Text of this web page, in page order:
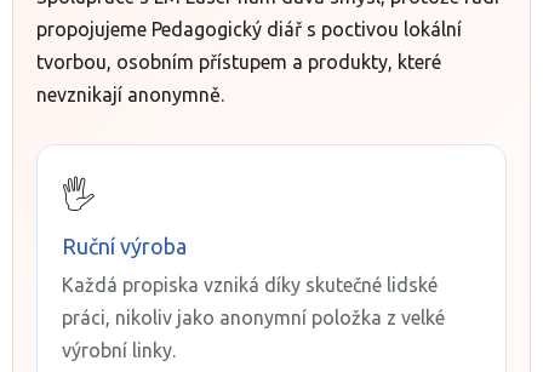
propojujeme Pedagogický diář s poctivou lokální
tvorbou, osobním přístupem a produkty, které
nevznikají anonymně.
🖐️
Ruční výroba
Každá propiska vzniká díky skutečné lidské
práci, nikoliv jako anonymní položka z velké
výrobní linky.